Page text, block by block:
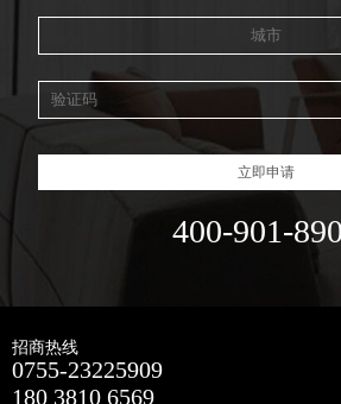
立即申请
400-901-
招商热线
0755-23225909
180 3810 6569